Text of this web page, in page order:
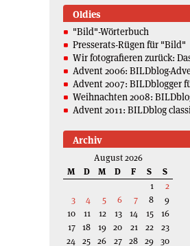
Oldies
"Bild"-Wörterbuch
Presserats-Rügen für "Bild"
Wir fotografieren zurück:
Advent 2006: BILDblog-
Advent 2007: BILDblogger
Weihnachten 2008:
Advent 2011: BILDblog
Archiv
August 2026
M
D M D F S
S
1
2
3
4 5 6 7 8
9
10
11 12 13 14 15
16
17 18 19 20 21 22
23
24 25 26 27 28 29 30